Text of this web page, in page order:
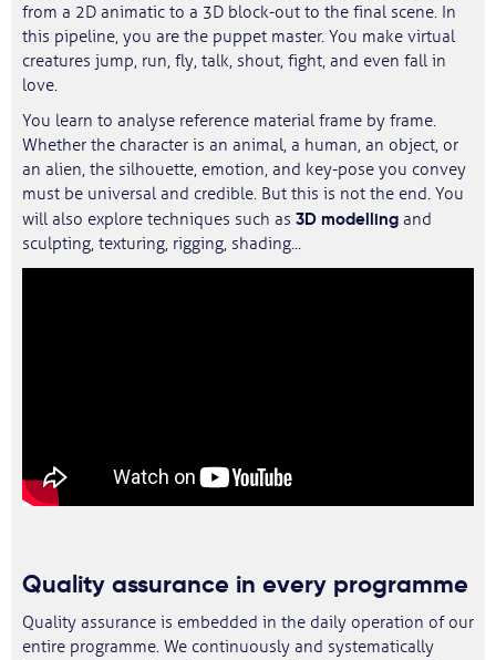
from a 2D animatic to a 3D block-out to the final scene. In
this pipeline, you are the puppet master. You make virtual
creatures jump, run, fly, talk, shout, fight, and even fall in
love.
You learn to analyse reference material frame by frame.
Whether the character is an animal, a human, an object, or
an alien, the silhouette, emotion, and key-pose you convey
must be universal and credible. But this is not the end. You
will also explore techniques such as 3D modelling and
sculpting, texturing, rigging, shading...
Quality assurance in every programme
Quality assurance is embedded in the daily operation of our
entire programme. We continuously and systematically